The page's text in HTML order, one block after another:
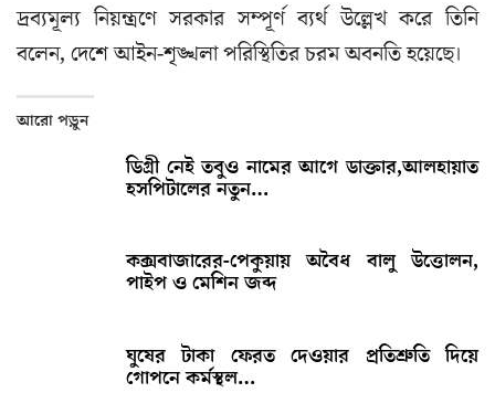
দ্রব্যমূল্য নিয়ন্ত্রণে সরকার সম্পূর্ণ ব্যর্থ উল্লেখ করে তিনি
বলেন, দেশে আইন-শৃঙ্খলা পরিস্থিতির চরম অবনতি হয়েছে।
আরো পড়ুন
ডিগ্রী নেই তবুও নামের আগে ডাক্তার,আলহায়াত
হসপিটালের নতুন…
কক্সবাজারের-পেকুয়ায় অবৈধ বালু উত্তোলন,
পাইপ ও মেশিন জব্দ
ঘুষের টাকা ফেরত দেওয়ার প্রতিশ্রুতি দিয়ে
গোপনে কর্মস্থল…